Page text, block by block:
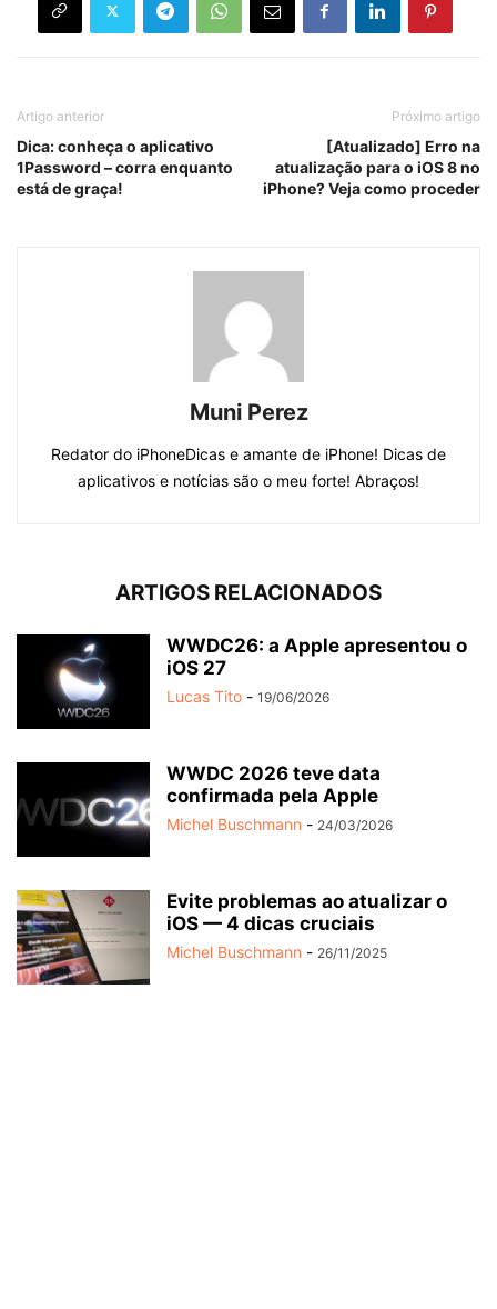
Artigo anterior
Dica: conheça o aplicativo
1Password – corra enquanto
está de graça!
Próximo artigo
[Atualizado] Erro na
atualização para o iOS 8 no
iPhone? Veja como proceder
Muni Perez
Redator do iPhoneDicas e amante de iPhone! Dicas de
aplicativos e notícias são o meu forte! Abraços!
ARTIGOS RELACIONADOS
WWDC26: a Apple apresentou o
iOS 27
Lucas Tito - 19/06/2026
WWDC 2026 teve data
confirmada pela Apple
Michel Buschmann - 24/03/2026
Evite problemas ao atualizar o
iOS — 4 dicas cruciais
Michel Buschmann - 26/11/2025